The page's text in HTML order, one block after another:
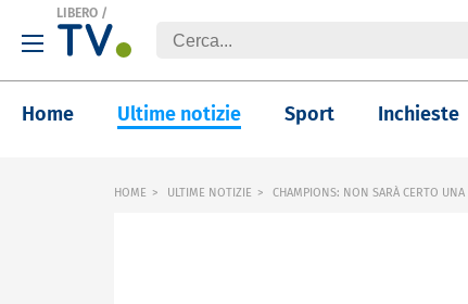
LIBERO /
Home Ultime notizie Sport Inchieste
HOME ULTIME NOTIZIE CHAMPIONS: NON SARÀ CERTO UNA